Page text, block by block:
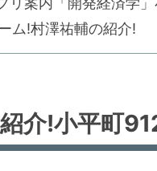
ム!村澤祐輔の紹介!
介!小平町